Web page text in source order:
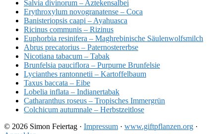
Salvia divinorum – Aztekensalbei
Erythroxylum novogranatense – Coca
Banisteriopsis caapi – Ayahuasca
Ricinus communis – Rizinus
Euphorbia resinifera – Maghrebinische Säulenwolfsmilch
Abrus precatorius – Paternostererbse
Nicotiana tabacum – Tabak
Brunfelsia pauciflora – Purpurne Brunfelsie
Lycianthes rantonnetii – Kartoffelbaum
Taxus baccata – Eibe
Lobelia inflata – Indianertabak
Catharanthus roseus – Tropisches Immergrün
Colchicum autumnale – Herbstzeitlose
© 2026 Simon Feiertag · Impressum · www.giftpflanzen.org ·